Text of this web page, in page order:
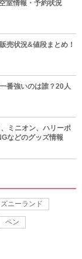
室情報・予約状況
売状況&値段まとめ！
番強いのは誰？20人
ミニオン、ハリーポ
などのグッズ情報
ニーランド
ペン